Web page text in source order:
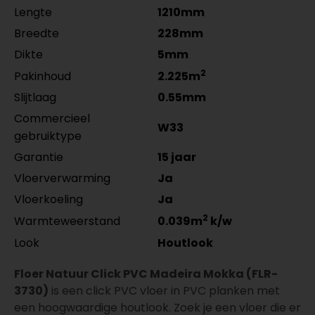
per lengte: mm, € 28,95 p/st
Lengte
1210mm
Breedte
228mm
Dikte
5mm
Pakinhoud
2.225m2
Slijtlaag
0.55mm
Commercieel
gebruiktype
W33
Garantie
15 jaar
Vloerverwarming
Ja
Vloerkoeling
Ja
Warmteweerstand
0.039m2 k/w
Look
Houtlook
Floer Natuur Click PVC Madeira Mokka (FLR-
3730) is een click PVC vloer in PVC planken met
een hoogwaardige houtlook. Zoek je een vloer die er